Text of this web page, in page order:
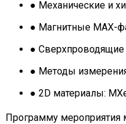
● Механические и
● Магнитные MAX-
●
● Методы
● 2D материалы:
Программу мероприятия